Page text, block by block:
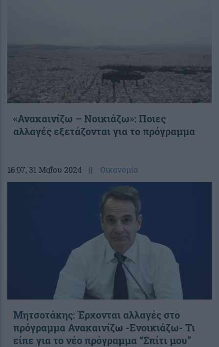
«Ανακαινίζω – Νοικιάζω»: Ποιες
αλλαγές εξετάζονται για το πρόγραμμα
16:07, 31 Μαΐου 2024 || Οικονομία
Μητσοτάκης: Έρχονται αλλαγές στο
πρόγραμμα Ανακαινίζω -Ενοικιάζω- Τι
είπε για το νέο πρόγραμμα “Σπίτι μου”